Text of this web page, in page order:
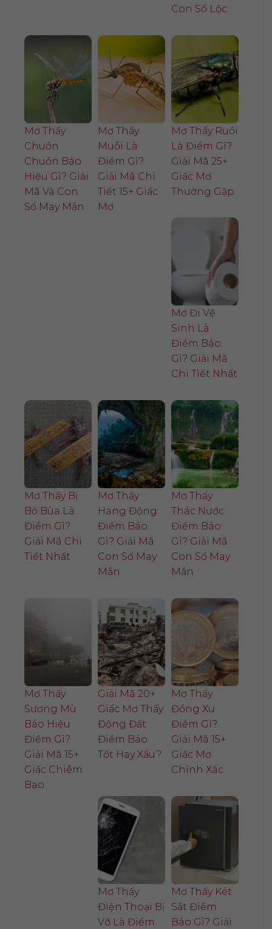
Con Số Lộc
Mơ Thấy
Chuồn
Chuồn Báo
Hiệu Gì? Giải
Mã Và Con
Số May Mắn
Mơ Thấy
Muỗi Là
Điềm Gì?
Giải Mã Chi
Tiết 15+ Giấc
Mơ
Mơ Thấy Ruồi
Là Điềm Gì?
Giải Mã 25+
Giấc Mơ
Thường Gặp
Mơ Đi Vệ
Sinh Là
Điềm Báo
Gì? Giải Mã
Chi Tiết Nhất
Mơ Thấy Bị
Bỏ Bùa Là
Điềm Gì?
Giải Mã Chi
Tiết Nhất
Mơ Thấy
Hang Động
Điềm Báo
Gì? Giải Mã
Con Số May
Mắn
Mơ Thấy
Thác Nước
Điềm Báo
Gì? Giải Mã
Con Số May
Mắn
Mơ Thấy
Sương Mù
Báo Hiệu
Điềm Gì?
Giải Mã 15+
Giấc Chiêm
Bao
Giải Mã 20+
Giấc Mơ Thấy
Động Đất
Điềm Báo
Tốt Hay Xấu?
Mơ Thấy
Đồng Xu
Điềm Gì?
Giải Mã 15+
Giấc Mơ
Chính Xác
Mơ Thấy
Điện Thoại Bị
Vỡ Là Điềm
Mơ Thấy Két
Sắt Điềm
Báo Gì? Giải